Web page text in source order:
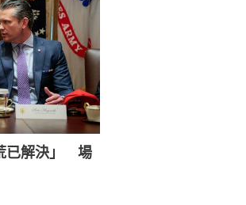
已解決」 場